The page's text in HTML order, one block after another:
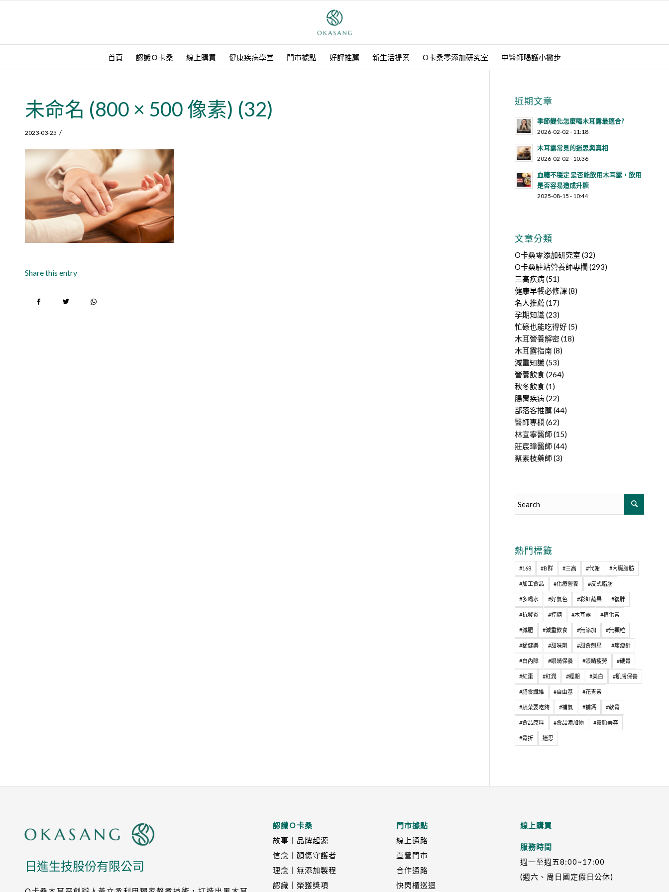
首頁 認識Ｏ卡桑 線上購買 健康疾病學堂 門市據點 好評推薦 新生活提案 O卡桑零添加研究室 中醫師喝護小撇步
未命名 (800 × 500 像素) (32)
2023-03-25 /
Share this entry
近期文章
季節變化怎麼喝木耳露最適合?
2026-02-02 - 11:18
木耳露常見的迷思與真相
2026-02-02 - 10:36
血糖不穩定 是否能飲用木耳露，飲用
是否容易造成升糖
2025-08-15 - 10:44
文章分類
O卡桑零添加研究室 (32)
O卡桑駐站營養師專欄 (293)
三高疾病(51)
健康早餐必修課(8)
名人推薦 (17)
孕期知識(23)
忙碌也能吃得好(5)
木耳營養解密(18)
木耳露指南(8)
減重知識(53)
營養飲食(264)
秋冬飲食(1)
腸胃疾病(22)
部落客推薦 (44)
醫師專欄 (62)
林宣寧醫師(15)
莊宸瑋醫師(44)
蔡素枝藥師(3)
熱門標籤
#168 #B群 #三高 #代謝 #內臟脂肪
#加工食品 #化療營養 #反式脂肪
#多喝水 #好氣色 #彩虹蔬果 #復胖
#抗發炎 #控糖 #木耳露 #植化素
#減肥 #減重飲食 #無添加 #無顆粒
#猛健樂 #甜味劑 #甜食剋星 #瘦瘦針
#白內障 #眼睛保養 #眼睛疲勞 #硬骨
#紅棗 #紅潤 #經期 #美白 #肌膚保養
#膳食纖維 #自由基 #花青素
#蔬菜要吃夠 #補氣 #補鈣 #軟骨
#食品原料 #食品添加物 #養顏美容
#骨折 迷思
日進生技股份有限公司
認識Ｏ卡桑
故事｜品牌起源
信念｜顏傷守護者
理念｜無添加製程
認識｜榮獲獎項
門市據點
線上通路
直營門市
合作通路
快閃櫃巡迴
線上購買
服務時間
週一至週五8:00~17:00
(週六、周日國定假日公休)